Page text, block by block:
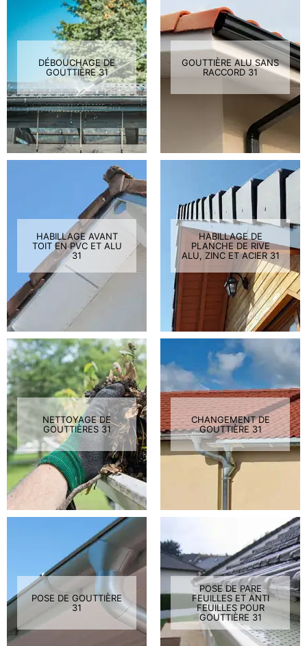
DÉBOUCHAGE DE
GOUTTIÈRE 31
GOUTTIÈRE ALU SANS
RACCORD 31
HABILLAGE AVANT
TOIT EN PVC ET ALU
31
HABILLAGE DE
PLANCHE DE RIVE
ALU, ZINC ET ACIER 31
NETTOYAGE DE
GOUTTIÈRES 31
CHANGEMENT DE
GOUTTIÈRE 31
POSE DE GOUTTIÈRE
31
POSE DE PARE
FEUILLES ET ANTI
FEUILLES POUR
GOUTTIÈRE 31